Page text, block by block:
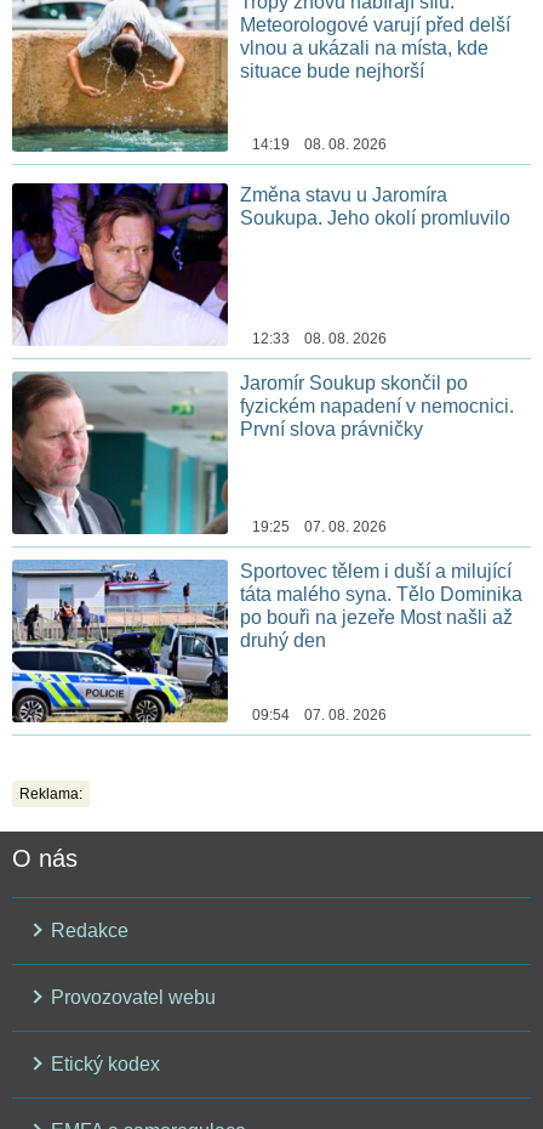
Meteorologové varují před delší
vlnou a ukázali na místa, kde
situace bude nejhorší
14:19 08. 08. 2026
Změna stavu u Jaromíra
Soukupa. Jeho okolí promluvilo
12:33 08. 08. 2026
Jaromír Soukup skončil po
fyzickém napadení v nemocnici.
První slova právničky
19:25 07. 08. 2026
Sportovec tělem i duší a milující
táta malého syna. Tělo Dominika
po bouři na jezeře Most našli až
druhý den
09:54 07. 08. 2026
Reklama:
O nás
Redakce
Provozovatel webu
Etický kodex